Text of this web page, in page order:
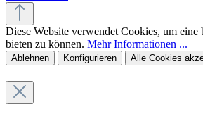
Diese Website verwendet Cookies, um
bieten zu können. Mehr Informationen ...
Ablehnen Konfigurieren Alle Cookies